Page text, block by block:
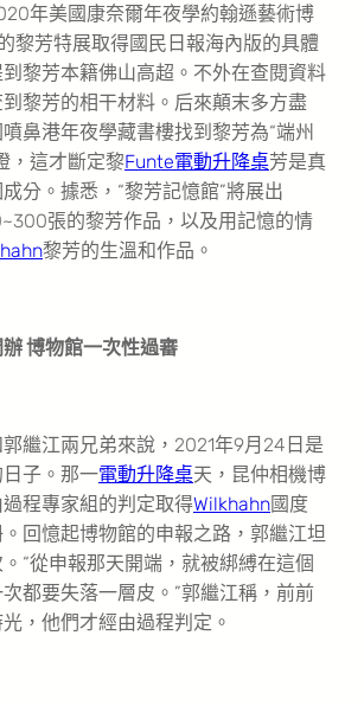
年美國康奈爾年夜學約翰遜藝術博
黎芳特展取得國民日報海內版的具體
黎芳本籍佛山高超。不外在查閱資料
黎芳的相干材料。后來顛末多方盡
鼻港年夜學藏書樓找到黎芳為“端州
，這才斷定黎Funte電動升降桌芳是真
分。據悉，“黎芳記憶館”將展出
張的黎芳作品，以及用記憶的情
黎芳的生溫和作品。
博物館一次性過審
江兩兄弟來說，2021年9月24日是
子。那一電動升降桌天，昆仲相機博
程專家組的判定取得Wilkhahn國度
回憶起博物館的申報之路，郭繼江坦
“從申報那天開端，就被綁縛在這個
都要失落一層皮。”郭繼江稱，前前
，他們才經由過程判定。